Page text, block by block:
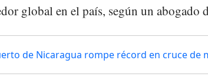
global en el país, según un abogado
de Nicaragua rompe récord en cruce de